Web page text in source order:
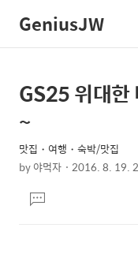
GeniusJW
상
컨
텐
본
문
제
목
GS25 위대한
~
맛집・여행・숙박/맛집
by야먹자 2016. 8. 19.
문댓
글